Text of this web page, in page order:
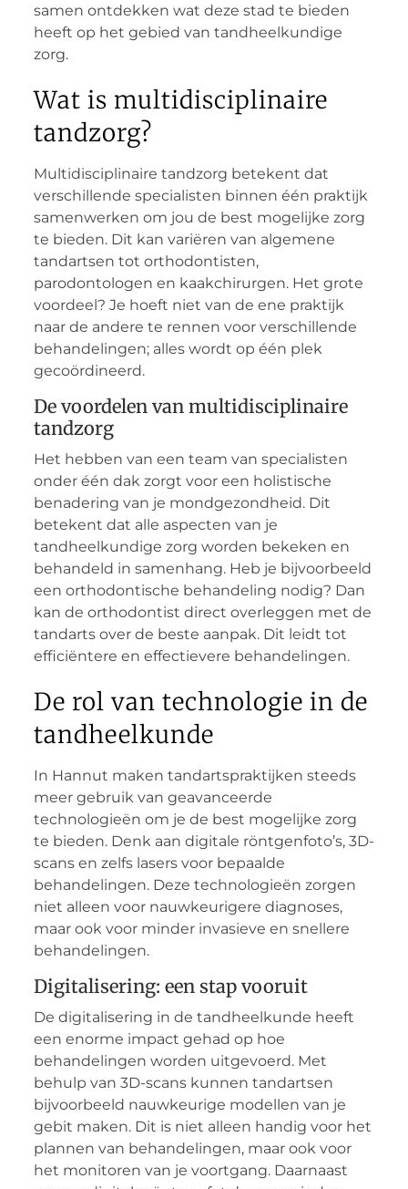
samen ontdekken wat deze stad te bieden
heeft op het gebied van tandheelkundige
zorg.
Wat is multidisciplinaire
tandzorg?
Multidisciplinaire tandzorg betekent dat
verschillende specialisten binnen één praktijk
samenwerken om jou de best mogelijke zorg
te bieden. Dit kan variëren van algemene
tandartsen tot orthodontisten,
parodontologen en kaakchirurgen. Het grote
voordeel? Je hoeft niet van de ene praktijk
naar de andere te rennen voor verschillende
behandelingen; alles wordt op één plek
gecoördineerd.
De voordelen van multidisciplinaire
tandzorg
Het hebben van een team van specialisten
onder één dak zorgt voor een holistische
benadering van je mondgezondheid. Dit
betekent dat alle aspecten van je
tandheelkundige zorg worden bekeken en
behandeld in samenhang. Heb je bijvoorbeeld
een orthodontische behandeling nodig? Dan
kan de orthodontist direct overleggen met de
tandarts over de beste aanpak. Dit leidt tot
efficiëntere en effectievere behandelingen.
De rol van technologie in de
tandheelkunde
In Hannut maken tandartspraktijken steeds
meer gebruik van geavanceerde
technologieën om je de best mogelijke zorg
te bieden. Denk aan digitale röntgenfoto’s, 3D-
scans en zelfs lasers voor bepaalde
behandelingen. Deze technologieën zorgen
niet alleen voor nauwkeurigere diagnoses,
maar ook voor minder invasieve en snellere
behandelingen.
Digitalisering: een stap vooruit
De digitalisering in de tandheelkunde heeft
een enorme impact gehad op hoe
behandelingen worden uitgevoerd. Met
behulp van 3D-scans kunnen tandartsen
bijvoorbeeld nauwkeurige modellen van je
gebit maken. Dit is niet alleen handig voor het
plannen van behandelingen, maar ook voor
het monitoren van je voortgang. Daarnaast